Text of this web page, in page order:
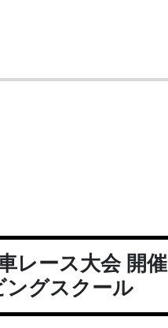
レース大会 開催
グスクール